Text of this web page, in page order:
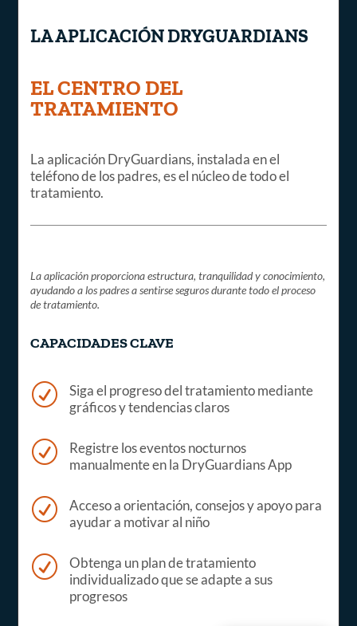
LA APLICACIÓN DRYGUARDIANS
EL CENTRO DEL
TRATAMIENTO
La aplicación DryGuardians, instalada en el
teléfono de los padres, es el núcleo de todo el
tratamiento.
La aplicación proporciona estructura, tranquilidad y conocimiento,
ayudando a los padres a sentirse seguros durante todo el proceso
de tratamiento.
CAPACIDADES CLAVE
R
Siga el progreso del tratamiento mediante
gráficos y tendencias claros
R
Registre los eventos nocturnos
manualmente en la DryGuardians App
R
Acceso a orientación, consejos y apoyo para
ayudar a motivar al niño
R
Obtenga un plan de tratamiento
individualizado que se adapte a sus
progresos